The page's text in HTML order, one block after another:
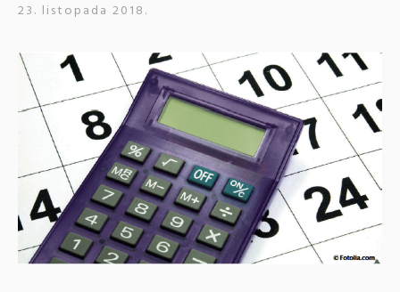
23. listopada 2018.